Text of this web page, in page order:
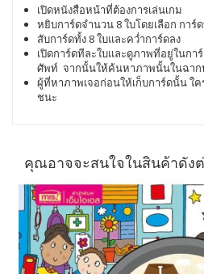
เปิดหนังสือหน้าที่ต้องการเล่นเกม
หยิบการ์ดจำนวน 8 ใบโดยเลือก กา
สับการ์ดทั้ง 8 ใบและคว่ำการ์ดลง
เปิดการ์ดทีละใบและดูภาพที่อยู่ในกา
ศัพท์ จากนั้นให้ค้นหาภาพนั้นในฉา
ผู้ที่หาภาพเจอก่อนให้เก็บการ์ดนั้น ใ
ชนะ
คุณอาจจะสนใจในสินค้าดัง